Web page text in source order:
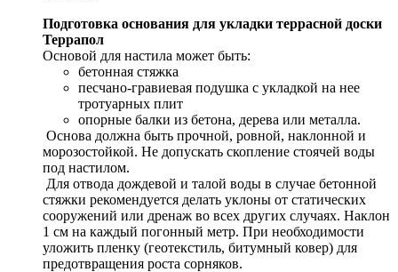
Подготовка основания для укладки террасной доски
Террапол
Основой для настила может быть:
бетонная стяжка
песчано-гравиевая подушка с укладкой на нее
тротуарных плит
опорные балки из бетона, дерева или металла.
Основа должна быть прочной, ровной, наклонной и
морозостойкой. Не допускать скопление стоячей воды
под настилом.
Для отвода дождевой и талой воды в случае бетонной
стяжки рекомендуется делать уклоны от статических
сооружений или дренаж во всех других случаях. Наклон
1 см на каждый погонный метр. При необходимости
уложить пленку (геотекстиль, битумный ковер) для
предотвращения роста сорняков.